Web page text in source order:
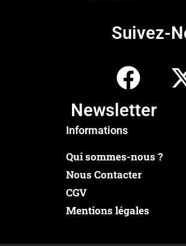
Suivez-
Newsletter
Informations
Qui sommes-nous ?
Nous Contacter
CGV
Mentions légales